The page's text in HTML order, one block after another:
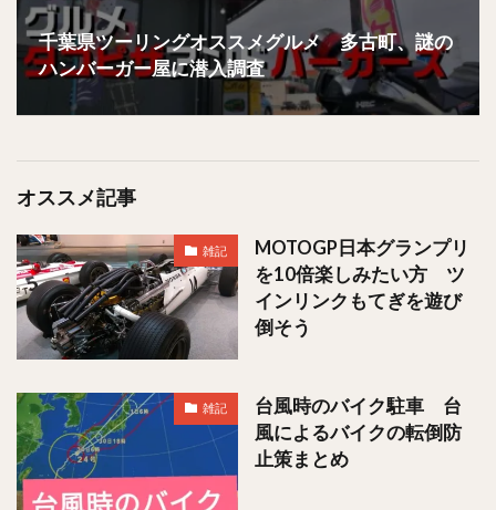
千葉県ツーリングオススメグルメ 多古町、謎の
ハンバーガー屋に潜入調査
オススメ記事
雑記
MOTOGP日本グランプリ
を10倍楽しみたい方 ツ
インリンクもてぎを遊び
倒そう
雑記
台風時のバイク駐車 台
風によるバイクの転倒防
止策まとめ